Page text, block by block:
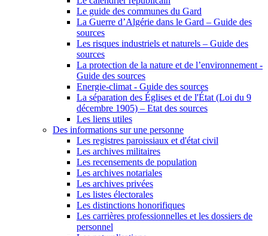
Le guide des communes du Gard
La Guerre d’Algérie dans le Gard – Guide des
sources
Les risques industriels et naturels – Guide des
sources
La protection de la nature et de l’environnement -
Guide des sources
Energie-climat - Guide des sources
La séparation des Églises et de l'État (Loi du 9
décembre 1905) – Etat des sources
Les liens utiles
Des informations sur une personne
Les registres paroissiaux et d'état civil
Les archives militaires
Les recensements de population
Les archives notariales
Les archives privées
Les listes électorales
Les distinctions honorifiques
Les carrières professionnelles et les dossiers de
personnel